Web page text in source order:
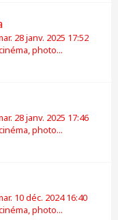
28 janv. 2025 17:52
photo...
28 janv. 2025 17:46
photo...
10 déc. 2024 16:40
photo...